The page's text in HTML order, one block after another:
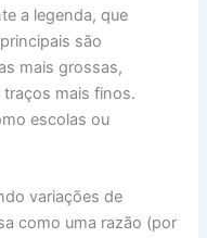
a legenda, que
são
mais grossas,
mais finos.
escolas ou
variações de
como uma razão (por